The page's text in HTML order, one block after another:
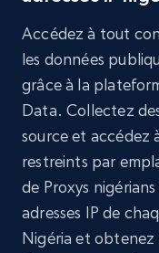
Accédez à tout
les données
grâce à la
Data. Collectez
source et accédez
restreints par
de Proxys
adresses IP de
Nigéria et obtenez